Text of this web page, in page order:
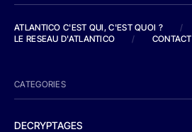
ATLANTICO C'EST QUI, C'EST QUOI ?
/
LE RESEAU D'ATLANTICO
/ CONTACT
CATEGORIES
DECRYPTAGES